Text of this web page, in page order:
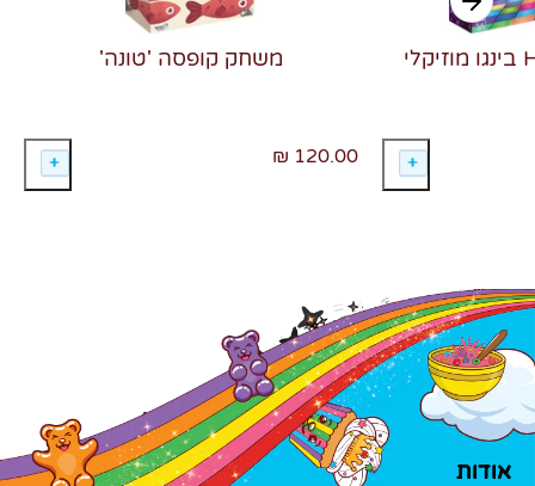
משחק קופסה 'טונה'
120.00 ₪
אודות